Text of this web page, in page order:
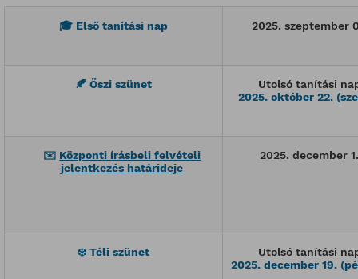
🎓 Első tanítási nap 2025. szeptember
🍂 Őszi szünet
Utolsó tanítási
2025. október 22.
✉️ Központi írásbeli felvételi
jelentkezés határideje
2025. december
❄️Téli szünet
Utolsó tanítási
2025. december 19.